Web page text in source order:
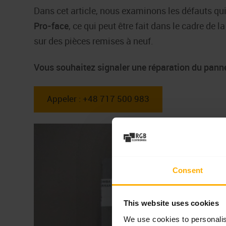
Consent
This website uses cookies
We use cookies to
Dans cet article, nous examinons les défauts
Pro-face, ce qui peut être fait dans le cadre de
sur des pièces remises à neuf.
Vous souhaitez signaler une réparation du
Appeler : +48 717 500 983